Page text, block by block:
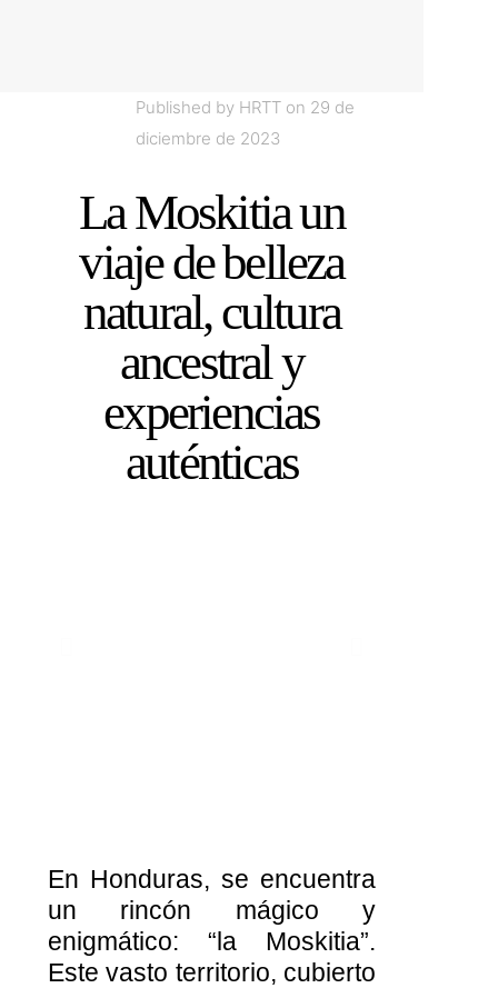
Published by HRTT on 29 de
diciembre de 2023
La Moskitia un
viaje de belleza
natural, cultura
ancestral y
experiencias
auténticas
En Honduras, se encuentra
un rincón mágico y
enigmático: “la Moskitia”.
Este vasto territorio, cubierto